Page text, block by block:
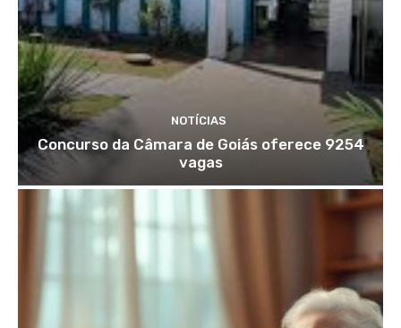
NOTÍCIAS
Concurso da Câmara de Goiás oferece 9254
vagas